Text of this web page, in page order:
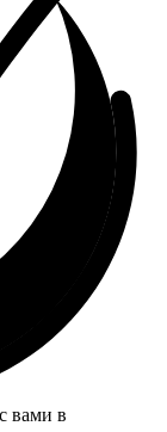
вами в